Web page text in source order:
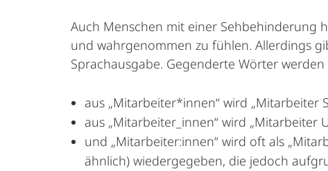
Auch Menschen mit einer Sehbehinderung
und wahrgenommen zu fühlen. Allerdings
Sprachausgabe. Gegenderte Wörter
aus „Mitarbeiter*innen“ wird „Mitarbeiter
aus „Mitarbeiter_innen“ wird
und „Mitarbeiter:innen“ wird oft als
ähnlich) wiedergegeben, die jedoch